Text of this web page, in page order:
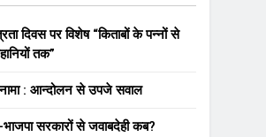
दिवस पर विशेष “किताबों के पन्नों से
तक”
: आन्दोलन से उपजे सवाल
सरकारों से जवाबदेही कब?